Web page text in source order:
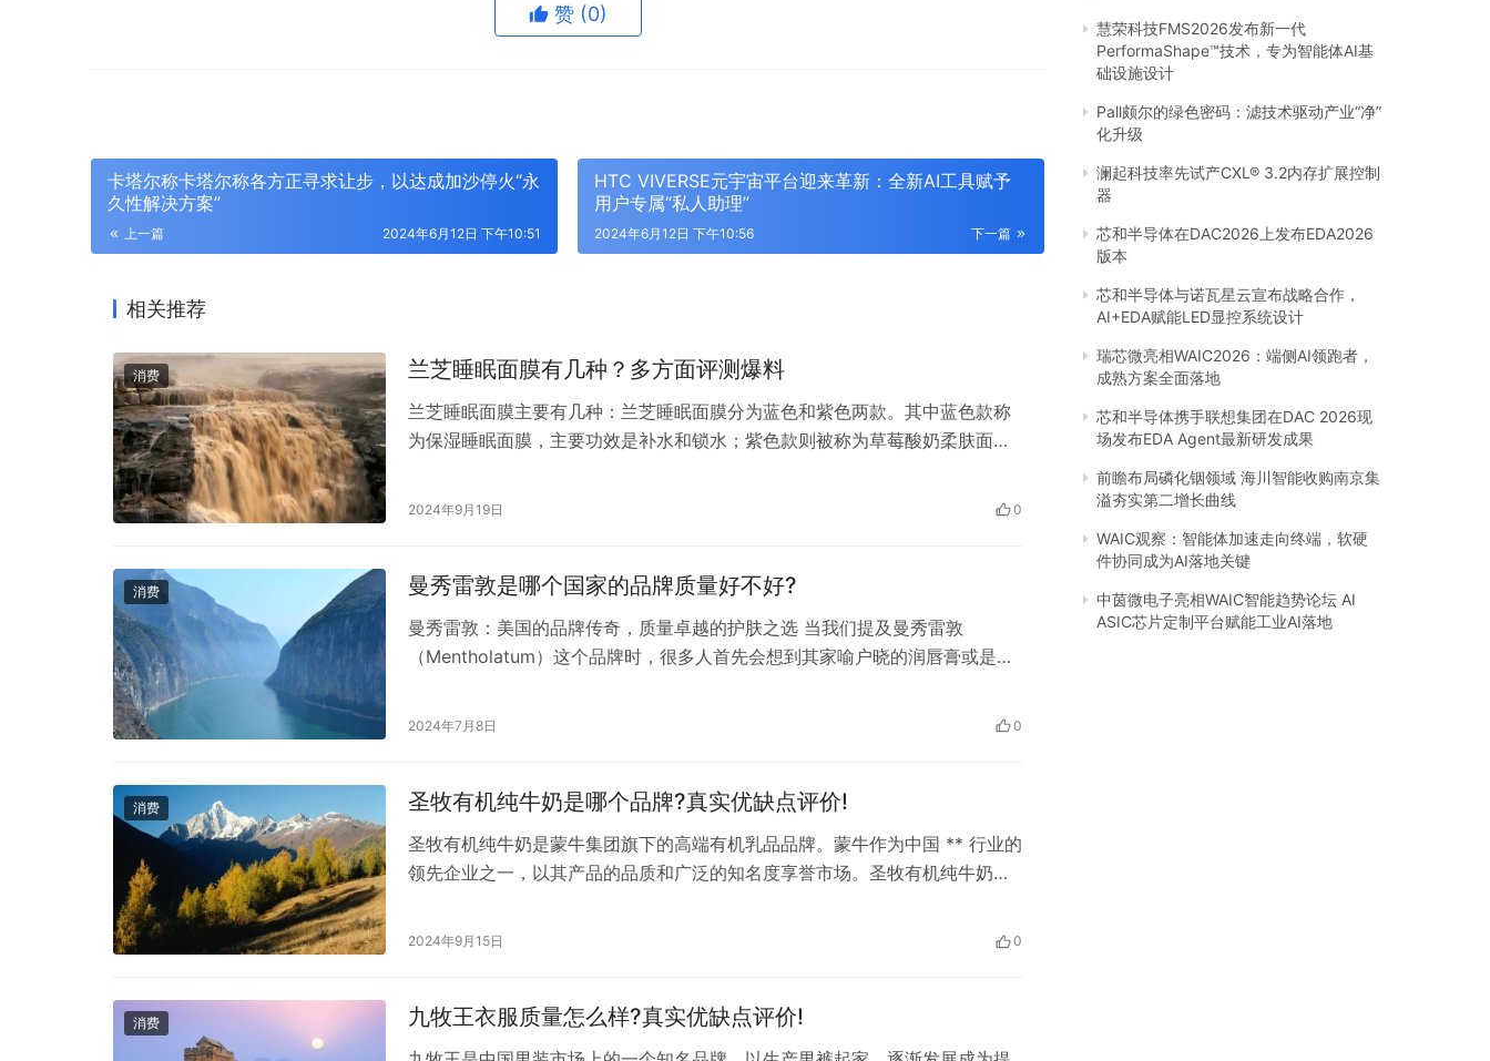
赞 (0)
卡塔尔称卡塔尔称各方正寻求让步，以达成加沙停火“永
久性解决方案”
上一篇 2024年6月12日 下午10:51
HTC VIVERSE元宇宙平台迎来革新：全新AI工具赋予
用户专属“私人助理”
下一篇
2024年6月12日 下午10:56
相关推荐
消费 兰芝睡眠面膜有几种？多方面评测爆料
兰芝睡眠面膜主要有几种：兰芝睡眠面膜分为蓝色和紫色两款。其中蓝色款称
为保湿睡眠面膜，主要功效是补水和锁水；紫色款则被称为草莓酸奶柔肤面
的女性使用。
2024年9月19日 0
消费 曼秀雷敦是哪个国家的品牌质量好不好?
曼秀雷敦：美国的品牌传奇，质量卓越的护肤之选 当我们提及曼秀雷敦
（Mentholatum）这个品牌时，很多人首先会想到其家喻户晓的润唇膏或是清
却鲜为人知。本文将带您深入了解曼秀雷敦的起源、发展历程，以及其在护肤
2024年7月8日 0
消费 圣牧有机纯牛奶是哪个品牌?真实优缺点评价!
圣牧有机纯牛奶是蒙牛集团旗下的高端有机乳品品牌。蒙牛作为中国 ** 行业的
领先企业之一，以其产品的品质和广泛的知名度享誉市场。圣牧有机纯牛奶作
的生产和销售。
2024年9月15日 0
消费 九牧王衣服质量怎么样?真实优缺点评价!
慧荣科技FMS2026发布新一代
PerformaShape™技术，专为智能体AI基
础设施设计
Pall颇尔的绿色密码：滤技术驱动产业“净”
化升级
澜起科技率先试产CXL® 3.2内存扩展控制
器
芯和半导体在DAC2026上发布EDA2026
版本
芯和半导体与诺瓦星云宣布战略合作，
AI+EDA赋能LED显控系统设计
瑞芯微亮相WAIC2026：端侧AI领跑者，
成熟方案全面落地
芯和半导体携手联想集团在DAC 2026现
场发布EDA Agent最新研发成果
前瞻布局磷化铟领域 海川智能收购南京集
溢夯实第二增长曲线
WAIC观察：智能体加速走向终端，软硬
件协同成为AI落地关键
中茵微电子亮相WAIC智能趋势论坛 AI
ASIC芯片定制平台赋能工业AI落地